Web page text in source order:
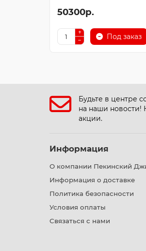
50300р.
Под заказ
Будьте в центре
на наши новости!
акции.
Информация
О компании Пекинский
Информация о доставке
Политика безопасности
Условия оплаты
Связаться с нами